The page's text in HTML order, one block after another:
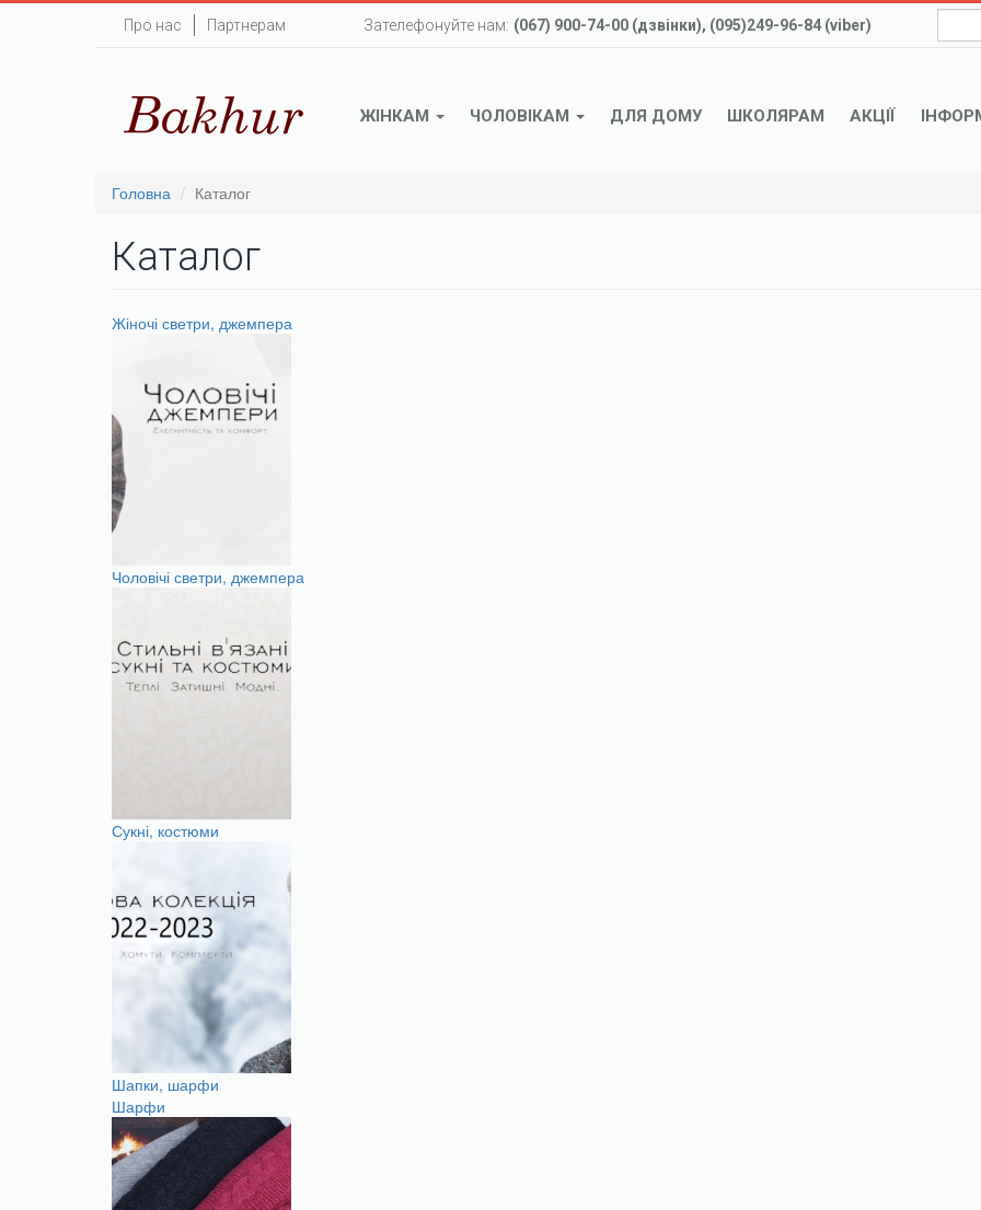
Про нас Партнерам Зателефонуйте нам: (067) 900-74-00 (дзвінки), (095)249-96-84 (viber)
ЖІНКАМ ЧОЛОВІКАМ ДЛЯ ДОМУ ШКОЛЯРАМ АКЦІЇ
Головна Каталог
Каталог
Жіночі светри, джемпера
Чоловічі светри, джемпера
Сукні, костюми
Шапки, шарфи
Шарфи